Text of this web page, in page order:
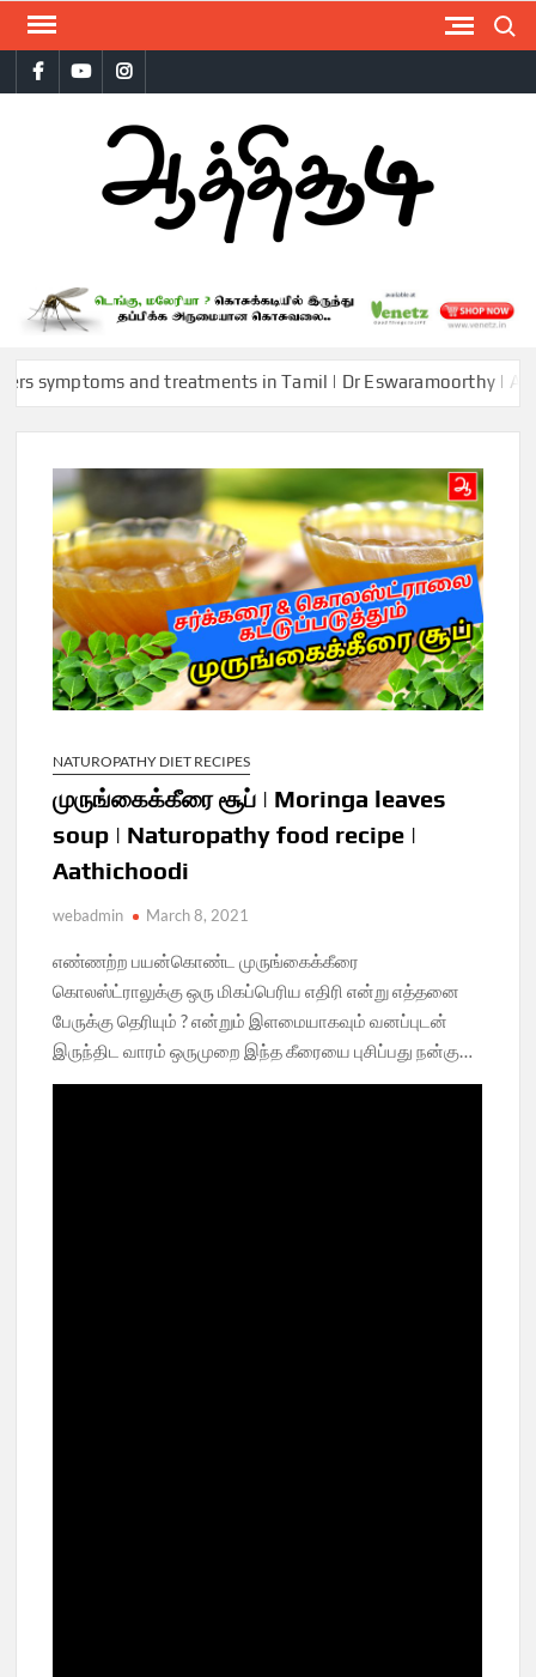
Skip
contentFacebookYoutubeInstagram
and treatments in Tamil | Dr Eswaramoorthy |
NATUROPATHY DIET RECIPES
முருங்கைக்கீரை சூப் | Moringa leaves
soup | Naturopathy food recipe |
Aathichoodi
webadmin March 8, 2021
எண்ணற்ற பயன்கொண்ட முருங்கைக்கீரை
கொலஸ்ட்ராலுக்கு ஒரு மிகப்பெரிய எதிரி என்று எத்தனை
பேருக்கு தெரியும் ? என்றும் இளமையாகவும் வனப்புடன்
இருந்திட வாரம் ஒருமுறை இந்த கீரையை புசிப்பது நன்கு…